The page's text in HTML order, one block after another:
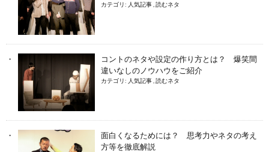
カテゴリ: 人気記事 読むネタ
コントのネタや設定の作り方とは？ 爆笑間
違いなしのノウハウをご紹介
カテゴリ: 人気記事 読むネタ
面白くなるためには？ 思考力やネタの考え
方等を徹底解説